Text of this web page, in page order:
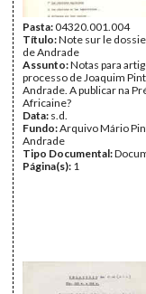
Pasta:04320.001.004
Título:Note sur le
de Andrade
Assunto:Notas para
processo de Joaquim
Andrade. A publicar na
Africaine?
Data: s.d.
Fundo:Arquivo Mário
Andrade
Tipo Documental:
Página(s): 1